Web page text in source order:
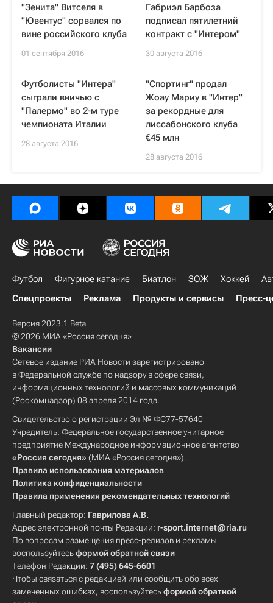
"Зенита" Витселя в
"Ювентус" сорвался по
вине российского клуба
01 сентября 2016
Габриэл Барбоза
подписал пятилетний
контракт с "Интером"
30 августа 2016
Футболисты "Интера"
сыграли вничью с
"Палермо" во 2-м туре
чемпионата Италии
28 августа 2016
"Спортинг" продал
Жоау Мариу в "Интер"
за рекордные для
лиссабонского клуба
€45 млн
28 августа 2016
Футбол Фигурное катание Биатлон ЗОЖ Хоккей
Спецпроекты
Реклама Продукты и сервисы Пресс-
Версия 2023.1 Beta
© 2026 МИА «Россия сегодня»
Вакансии
Сетевое издание РИА Новости зарегистрировано
в Федеральной службе по надзору в сфере связи,
информационных технологий и массовых коммуникаций
(Роскомнадзор) 08 апреля 2014 года.
Свидетельство о регистрации Эл № ФС77-57640
Учредитель: Федеральное государственное унитарное
предприятие Международное информационное агентство
«Россия сегодня» (МИА «Россия сегодня»).
Правила использования материалов
Политика конфиденциальности
Правила применения рекомендательных технологий
Главный редактор: Гаврилова А.В.
Адрес электронной почты Редакции: r-sport.internet@ria.ru
По вопросам размещения пресс-релизов и рекламы
воспользуйтесьформой обратной связи
Телефон Редакции: 7 (495) 645-6601
Чтобы связаться с редакцией или сообщить обо всех
замеченных ошибках, воспользуйтесьформой обратной